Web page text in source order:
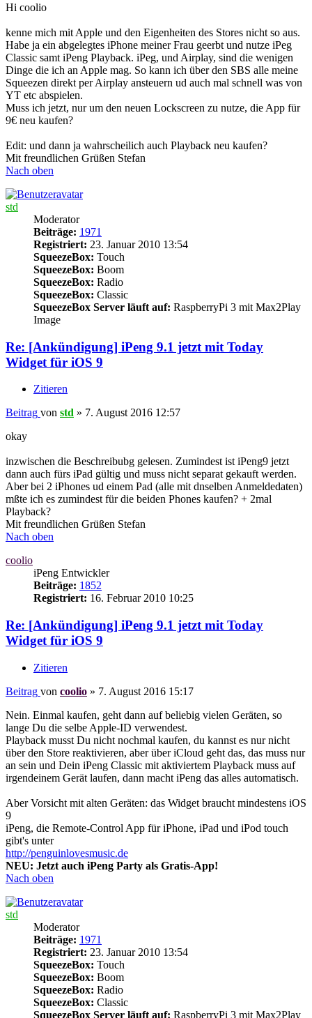
Hi coolio
kenne mich mit Apple und den Eigenheiten des Stores nicht so aus.
Habe ja ein abgelegtes iPhone meiner Frau geerbt und nutze iPeg
Classic samt iPeng Playback. iPeg, und Airplay, sind die wenigen
Dinge die ich an Apple mag. So kann ich über den SBS alle meine
Squeezen direkt per Airplay ansteuern ud auch mal schnell was von
YT etc abspielen.
Muss ich jetzt, nur um den neuen Lockscreen zu nutze, die App für
9€ neu kaufen?
Edit: und dann ja wahrscheilich auch Playback neu kaufen?
Mit freundlichen Grüßen Stefan
Nach oben
std
Moderator
Beiträge: 1971
Registriert: 23. Januar 2010 13:54
SqueezeBox: Touch
SqueezeBox: Boom
SqueezeBox: Radio
SqueezeBox: Classic
SqueezeBox Server läuft auf: RaspberryPi 3 mit Max2Play
Image
Re: [Ankündigung] iPeng 9.1 jetzt mit Today
Widget für iOS 9
Zitieren
Beitrag von std » 7. August 2016 12:57
okay
inzwischen die Beschreibubg gelesen. Zumindest ist iPeng9 jetzt
dann auch fürs iPad gültig und muss nicht separat gekauft werden.
Aber bei 2 iPhones ud einem Pad (alle mit dnselben Anmeldedaten)
mßte ich es zumindest für die beiden Phones kaufen? + 2mal
Playback?
Mit freundlichen Grüßen Stefan
Nach oben
coolio
iPeng Entwickler
Beiträge: 1852
Registriert: 16. Februar 2010 10:25
Re: [Ankündigung] iPeng 9.1 jetzt mit Today
Widget für iOS 9
Zitieren
Beitrag von coolio » 7. August 2016 15:17
Nein. Einmal kaufen, geht dann auf beliebig vielen Geräten, so
lange Du die selbe Apple-ID verwendest.
Playback musst Du nicht nochmal kaufen, du kannst es nur nicht
über den Store reaktivieren, aber über iCloud geht das, das muss nur
an sein und Dein iPeng Classic mit aktiviertem Playback muss auf
irgendeinem Gerät laufen, dann macht iPeng das alles automatisch.
Aber Vorsicht mit alten Geräten: das Widget braucht mindestens iOS
9
iPeng, die Remote-Control App für iPhone, iPad und iPod touch
gibt's unter
http://penguinlovesmusic.de
NEU: Jetzt auch iPeng Party als Gratis-App!
Nach oben
std
Moderator
Beiträge: 1971
Registriert: 23. Januar 2010 13:54
SqueezeBox: Touch
SqueezeBox: Boom
SqueezeBox: Radio
SqueezeBox: Classic
SqueezeBox Server läuft auf: RaspberryPi 3 mit Max2Play